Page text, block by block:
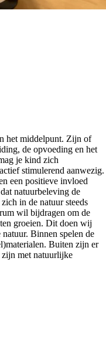
het middelpunt. Zijn of
de opvoeding en het
je kind zich
stimulerend aanwezig.
een positieve invloed
natuurbeleving de
in de natuur steeds
wil bijdragen om de
groeien. Dit doen wij
Binnen spelen de
Buiten zijn er
met natuurlijke